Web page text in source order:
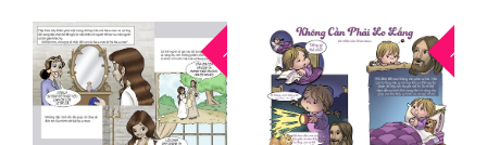
THG8 THG8